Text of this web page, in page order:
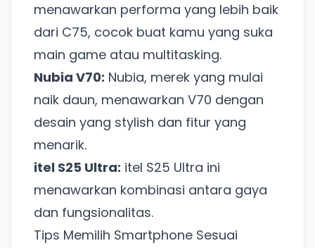
menawarkan performa yang lebih baik
dari C75, cocok buat kamu yang suka
main game atau multitasking.
Nubia V70: Nubia, merek yang mulai
naik daun, menawarkan V70 dengan
desain yang stylish dan fitur yang
menarik.
itel S25 Ultra: itel S25 Ultra ini
menawarkan kombinasi antara gaya
dan fungsionalitas.
Tips Memilih Smartphone Sesuai